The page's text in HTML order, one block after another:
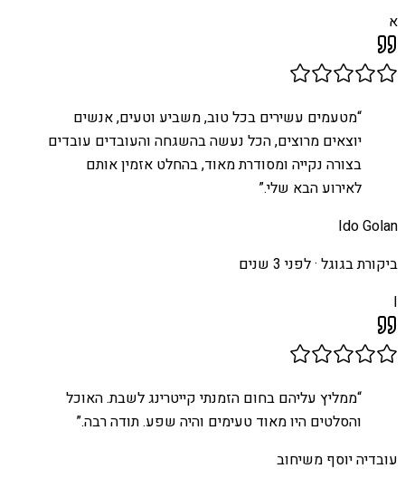
א
“מטעמים עשירים בכל טוב, משביע וטעים, אנשים
יוצאים מרוצים, הכל נעשה בהשגחה והעובדים עובדים
בצורה נקייה ומסודרת מאוד, בהחלט אזמין אותם
לאירוע הבא שלי.”
Ido Golan
ביקורת בגוגל ·לפני 3 שנים
I
“ממליץ עליהם בחום הזמנתי קייטרינג לשבת. האוכל
והסלטים היו מאוד טעימים והיה שפע. תודה רבה.”
עובדיה יוסף משיחוב